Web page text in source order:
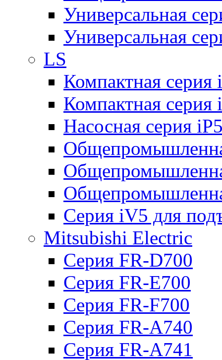
Универсальная
Универсальная
LS
Компактная серия
Компактная серия
Насосная серия
Серия iV5 для
Mitsubishi Electric
Серия FR-D700
Серия FR-E700
Серия FR-F700
Серия FR-А740
Серия FR-А741